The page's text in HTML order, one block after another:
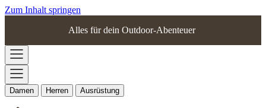
Zum Inhalt springen
Alles für dein Outdoor-Abenteuer
Damen Herren Ausrüstung